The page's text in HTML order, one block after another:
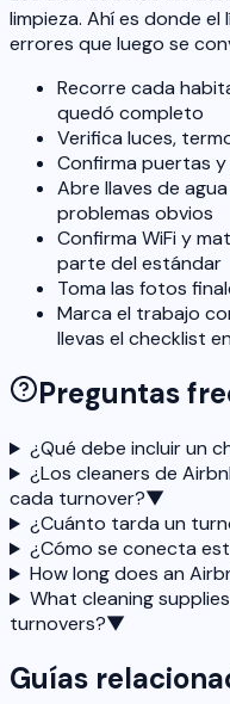
limpieza. Ahí es donde
errores que luego se
Recorre cada
quedó completo
Verifica luces,
Confirma puertas
Abre llaves de
problemas obvios
Confirma WiFi y
parte del estándar
Toma las fotos
Marca el trabajo
llevas el checklist
Preguntas
¿Qué debe incluir un
¿Los cleaners de
cada turnover?▼
¿Cuánto tarda un
¿Cómo se conecta
How long does an
What cleaning
turnovers?▼
Guías